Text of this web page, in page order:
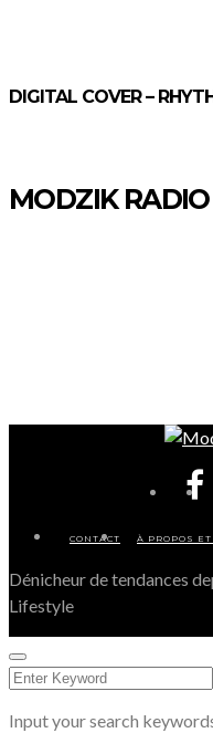
DIGITAL COVER –
MODZIK RADIO
CONTACT À PROPOS ET
Dénicheur de tendances
Lifestyle
SEARCH
FOR:
Input your search